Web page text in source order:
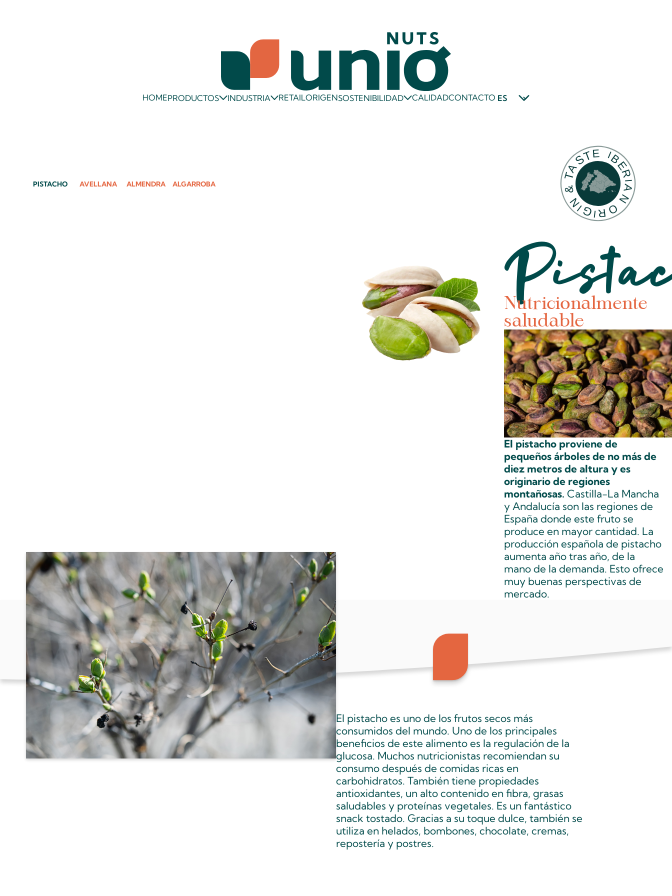
HOMEPRODUCTOS INDUSTRIA RETAILORIGENSOSTENIBILIDAD CALIDADCONTACTO
PISTACHO AVELLANA ALMENDRA ALGARROBA
Nutricionalmente
saludable
El pistacho proviene de
pequeños árboles de no más de
diez metros de altura y es
originario de regiones
montañosas. Castilla-La Mancha
y Andalucía son las regiones de
España donde este fruto se
produce en mayor cantidad. La
producción española de pistacho
aumenta año tras año, de la
mano de la demanda. Esto ofrece
muy buenas perspectivas de
mercado.
El pistacho es uno de los frutos secos más
consumidos del mundo. Uno de los principales
beneficios de este alimento es la regulación de la
glucosa. Muchos nutricionistas recomiendan su
consumo después de comidas ricas en
carbohidratos. También tiene propiedades
antioxidantes, un alto contenido en fibra, grasas
saludables y proteínas vegetales. Es un fantástico
snack tostado. Gracias a su toque dulce, también se
utiliza en helados, bombones, chocolate, cremas,
repostería y postres.